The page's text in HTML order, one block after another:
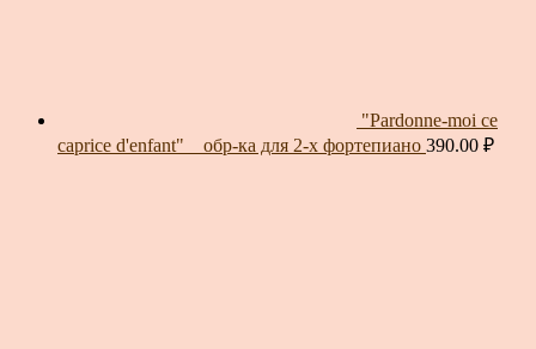
"Pardonne-moi ce
caprice d'enfant" _ обр-ка для 2-х фортепиано 390.00 ₽